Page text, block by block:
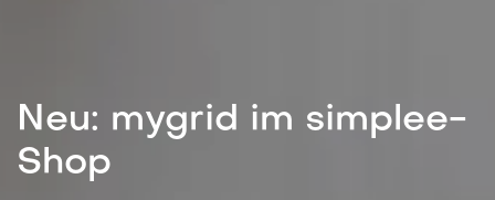
Neu: mygrid im simplee-
Shop